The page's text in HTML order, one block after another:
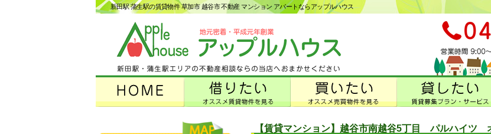
新田駅 蒲生駅の賃貸物件 草加市 越谷市 不動産 マンション アパートならアップルハウス
【賃貸マンション】越谷市南越谷5丁目 パルハイツ